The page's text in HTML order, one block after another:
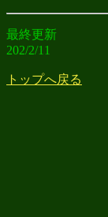
最終更新
202/2/11
トップへ戻る